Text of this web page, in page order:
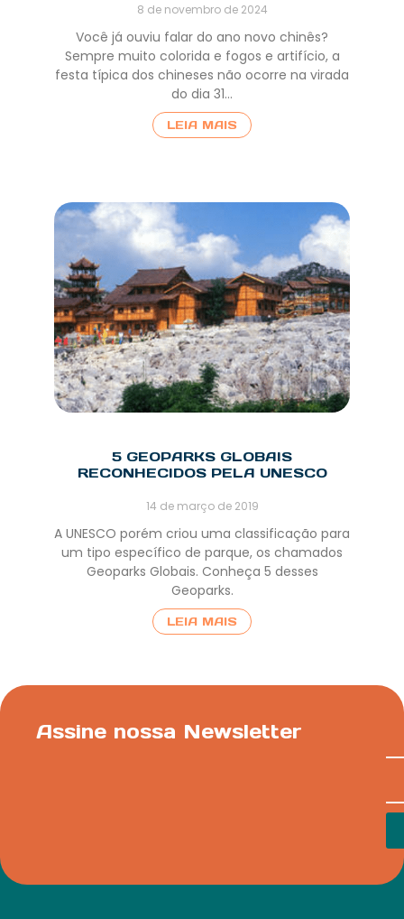
8 de novembro de 2024
Você já ouviu falar do ano novo chinês?
Sempre muito colorida e fogos e artifício, a
festa típica dos chineses não ocorre na virada
do dia 31…
LEIA MAIS
5 GEOPARKS GLOBAIS
RECONHECIDOS PELA UNESCO
14 de março de 2019
A UNESCO porém criou uma classificação para
um tipo específico de parque, os chamados
Geoparks Globais. Conheça 5 desses
Geoparks.
LEIA MAIS
Assine nossa Newsletter